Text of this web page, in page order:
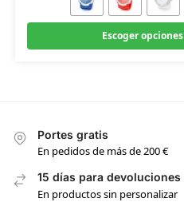
Escoger opciones
Portes gratis
En pedidos de más de 200 €
15 días para devoluciones
En productos sin personalizar